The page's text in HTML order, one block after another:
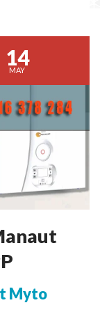
14
MAY
Myto